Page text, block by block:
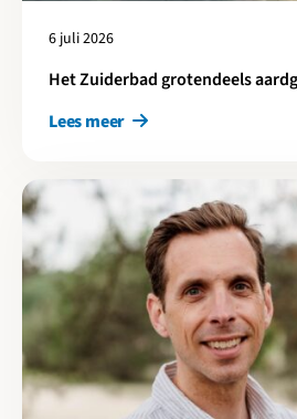
6 juli 2026
Het Zuiderbad grotendeels
Lees meer
Lees meer over BAM: “De basis ligt